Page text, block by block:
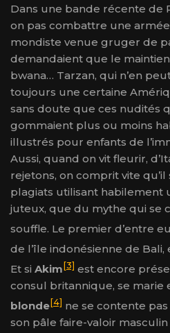
Dans une bande récente de
on pas combattre une
mondiste venue gruger de
demandaient que le
bwana… Tarzan, qui n’en
toujours une certaine
sans doute que ces nudités
gommaient plus ou moins
illustrés pour enfants de
Aussi, quand on vit fleurir,
rejetons, on comprit vite qu’il
plagiats utilisant habilement
juteux, que du mythe qui se
souffle. Le premier d’entre
de l’île indonésienne de Bali,
Et si Akim [3] est encore
consul britannique, se marie
blonde [4] ne se contente
son pâle faire-valoir